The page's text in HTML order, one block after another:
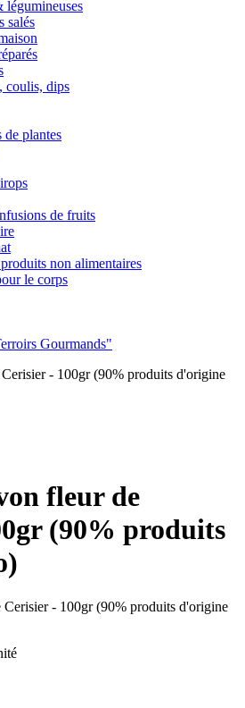
légumineuses
salés
coulis, dips
de plantes
de fruits
non alimentaires
le corps
Gourmands"
- 100gr (90% produits d'origine
fleur de
(90% produits